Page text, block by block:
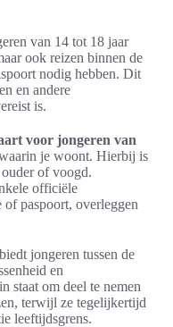
van 14 tot 18 jaar
ook reizen binnen de
nodig hebben. Dit
en andere
is.
voor jongeren van
je woont. Hierbij is
of voogd.
officiële
of paspoort, overleggen
jongeren tussen de
en
staat om deel te nemen
terwijl ze tegelijkertijd
leeftijdsgrens.